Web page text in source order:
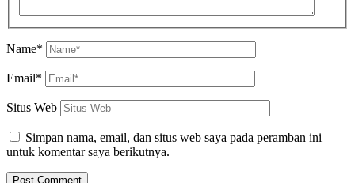
Name*
Email*
Situs Web
Simpan nama, email, dan situs web saya pada peramban ini
untuk komentar saya berikutnya.